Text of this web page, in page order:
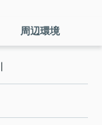
周辺環境